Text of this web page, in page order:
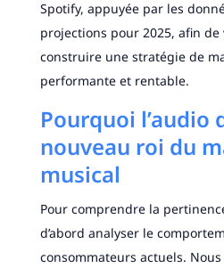
Spotify, appuyée par les
projections pour 2025, afin de
construire une stratégie de
performante et rentable.
Pourquoi l’audio
nouveau roi du
musical
Pour comprendre la
d’abord analyser le
consommateurs actuels.